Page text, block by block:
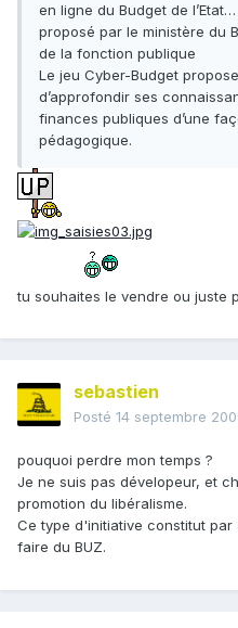
en ligne du Budget de l’Etat…
proposé par le ministère du
de la fonction publique
Le jeu Cyber-Budget
d’approfondir ses
finances publiques d’une
pédagogique.
tu souhaites le vendre ou juste
sebastien
Posté 14 septembre
pouquoi perdre mon temps ?
Je ne suis pas dévelopeur, et
promotion du libéralisme.
Ce type d'initiative constitut
faire du BUZ.